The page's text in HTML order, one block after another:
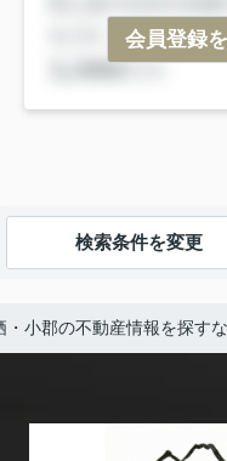
会員登録
検索条件を変更
・小郡の不動産情報を探す